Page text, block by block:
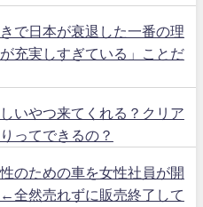
で日本が衰退した一番の理
充実しすぎている」ことだ
いやつ来てくれる？クリア
ってできるの？
のための車を女性社員が開
全然売れずに販売終了して